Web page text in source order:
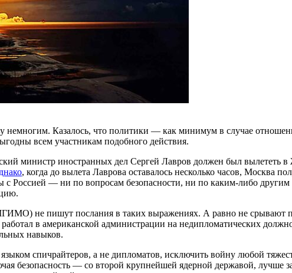
немногим. Казалось, что политики — как минимум в случае
всем участникам подобного действия.
министр иностранных дел Сергей Лавров должен был вылететь в
, когда до вылета Лаврова оставалось несколько часов, Москва
с Россией — ни по вопросам безопасности, ни по каким-либо
не пишут послания в таких выражениях. А равно не срывают
в американской администрации на недипломатических
навыков.
спичрайтеров, а не дипломатов, исключить войну любой
безопасность — со второй крупнейшей ядерной державой, лучше